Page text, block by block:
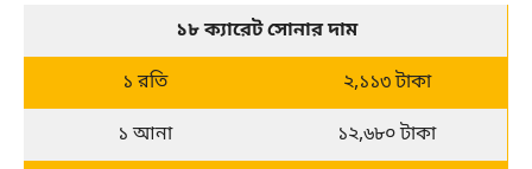
১৮ ক্যারেট সোনার দাম
১ রতি
২,১১৩ টাকা
১ আনা
১২,৬৮০ টাকা